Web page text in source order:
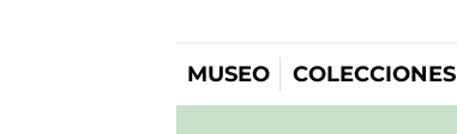
MUSEO COLECCIONES